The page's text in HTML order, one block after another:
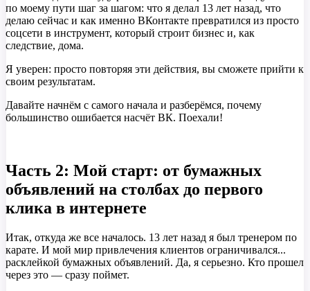
по моему пути шаг за шагом: что я делал 13 лет назад, что
делаю сейчас и как именно ВКонтакте превратился из просто
соцсети в инструмент, который строит бизнес и, как
следствие, дома.
Я уверен: просто повторяя эти действия, вы сможете прийти к
своим результатам.
Давайте начнём с самого начала и разберёмся, почему
большинство ошибается насчёт ВК. Поехали!
Часть 2: Мой старт: от бумажных
объявлений на столбах до первого
клика в интернете
Итак, откуда же все началось. 13 лет назад я был тренером по
карате. И мой мир привлечения клиентов ограничивался...
расклейкой бумажных объявлений. Да, я серьезно. Кто прошел
через это — сразу поймет.